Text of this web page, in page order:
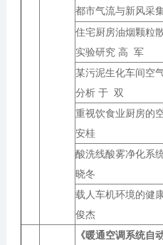
都市气流与
住宅厨房油烟颗粒
实验研究 高 军
某污泥生化车间空
分析 于 双
重视饮食业厨
安桂
酸洗线酸雾净
晓冬
载人车机环境
俊杰
《暖通空调系统自